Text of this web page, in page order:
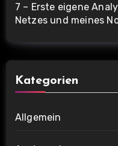
7 – Erste eigene
Netzes und meines
Kategorien
Allgemein